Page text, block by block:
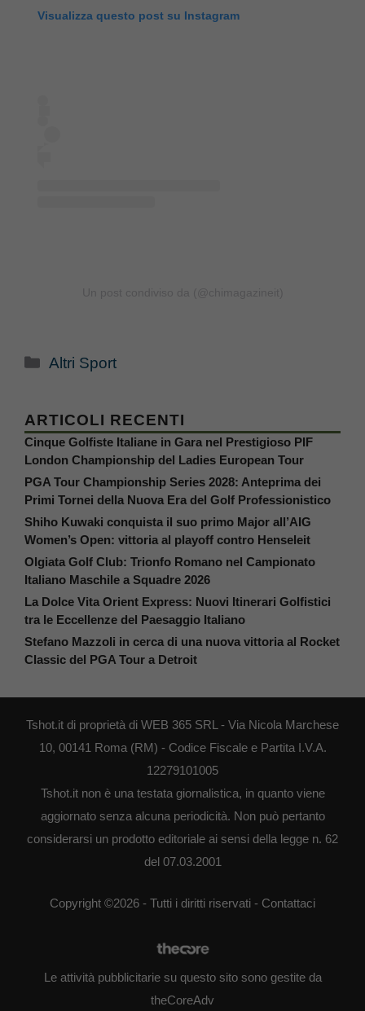
Visualizza questo post su Instagram
Categorie
Altri Sport
ARTICOLI RECENTI
Cinque Golfiste Italiane in Gara nel Prestigioso PIF
London Championship del Ladies European Tour
PGA Tour Championship Series 2028: Anteprima dei
Primi Tornei della Nuova Era del Golf Professionistico
Shiho Kuwaki conquista il suo primo Major all’AIG
Women’s Open: vittoria al playoff contro Henseleit
Olgiata Golf Club: Trionfo Romano nel Campionato
Italiano Maschile a Squadre 2026
La Dolce Vita Orient Express: Nuovi Itinerari Golfistici
tra le Eccellenze del Paesaggio Italiano
Stefano Mazzoli in cerca di una nuova vittoria al Rocket
Classic del PGA Tour a Detroit
Tshot.it di proprietà di WEB 365 SRL - Via Nicola Marchese
10, 00141 Roma (RM) - Codice Fiscale e Partita I.V.A.
12279101005
Tshot.it non è una testata giornalistica, in quanto viene
aggiornato senza alcuna periodicità. Non può pertanto
considerarsi un prodotto editoriale ai sensi della legge n. 62
del 07.03.2001
Copyright ©2026 - Tutti i diritti riservati - Contattaci
Le attività pubblicitarie su questo sito sono gestite da
theCoreAdv